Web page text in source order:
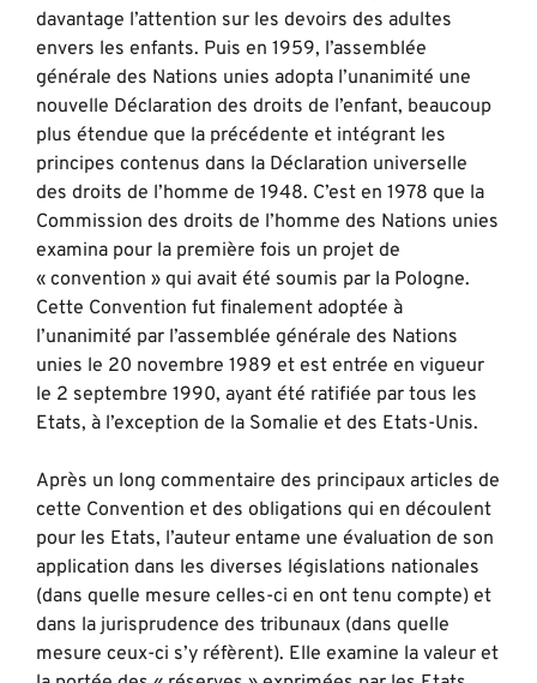
davantage l’attention sur les devoirs des adultes
envers les enfants. Puis en 1959, l’assemblée
générale des Nations unies adopta l’unanimité une
nouvelle Déclaration des droits de l’enfant, beaucoup
plus étendue que la précédente et intégrant les
principes contenus dans la Déclaration universelle
des droits de l’homme de 1948. C’est en 1978 que la
Commission des droits de l’homme des Nations unies
examina pour la première fois un projet de
« convention » qui avait été soumis par la Pologne.
Cette Convention fut finalement adoptée à
l’unanimité par l’assemblée générale des Nations
unies le 20 novembre 1989 et est entrée en vigueur
le 2 septembre 1990, ayant été ratifiée par tous les
Etats, à l’exception de la Somalie et des Etats-Unis.
Après un long commentaire des principaux articles de
cette Convention et des obligations qui en découlent
pour les Etats, l’auteur entame une évaluation de son
application dans les diverses législations nationales
(dans quelle mesure celles-ci en ont tenu compte) et
dans la jurisprudence des tribunaux (dans quelle
mesure ceux-ci s’y réfèrent). Elle examine la valeur et